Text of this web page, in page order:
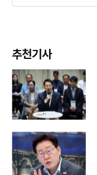
추천기사